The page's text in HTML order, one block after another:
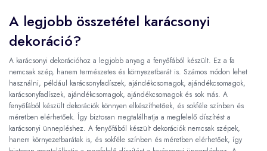
A legjobb összetétel karácsonyi
dekoráció?
A karácsonyi dekorációhoz a legjobb anyag a fenyőfából készült. Ez a fa
nemcsak szép, hanem természetes és környezetbarát is. Számos módon lehet
használni, például karácsonyfadíszek, ajándékcsomagok, ajándékcsomagok,
karácsonyfadíszek, ajándékcsomagok, ajándékcsomagok és sok más. A
fenyőfából készült dekorációk könnyen elkészíthetőek, és sokféle színben és
méretben elérhetőek. Így biztosan megtalálhatja a megfelelő díszítést a
karácsonyi ünnepléshez. A fenyőfából készült dekorációk nemcsak szépek,
hanem környezetbarátak is, és sokféle színben és méretben elérhetőek, így